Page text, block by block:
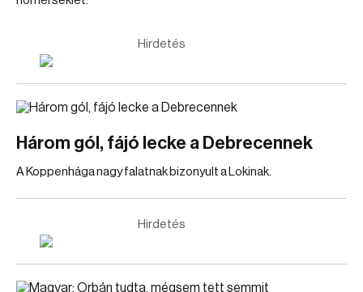
Hirdetés
Három gól, fájó lecke a Debrecennek
A Koppenhága nagy falatnak bizonyult a Lokinak.
Hirdetés